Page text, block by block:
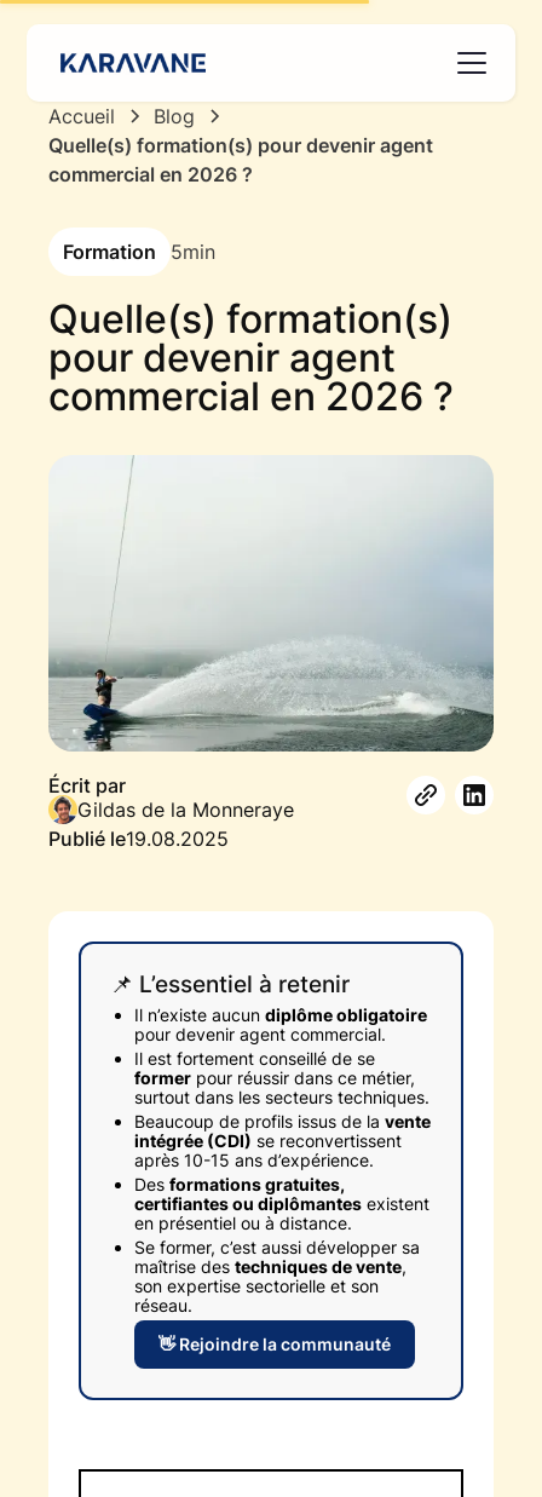
Accueil
Blog
Quelle(s) formation(s) pour devenir agent
commercial en 2026 ?
Formation 5min
Quelle(s) formation(s)
pour devenir agent
commercial en 2026 ?
Écrit par
Gildas de la Monneraye
Publié le19.08.2025
📌 L’essentiel à retenir
Il n’existe aucun diplôme obligatoire
pour devenir agent commercial.
Il est fortement conseillé de se
formerpour réussir dans ce métier,
surtout dans les secteurs techniques.
Beaucoup de profils issus de la vente
intégrée (CDI) se reconvertissent
après 10-15 ans d’expérience.
Des formations gratuites,
certifiantes ou diplômantesexistent
en présentiel ou à distance.
Se former, c’est aussi développer sa
maîtrise des techniques de vente,
son expertise sectorielle et son
réseau.
👋 Rejoindre la communauté